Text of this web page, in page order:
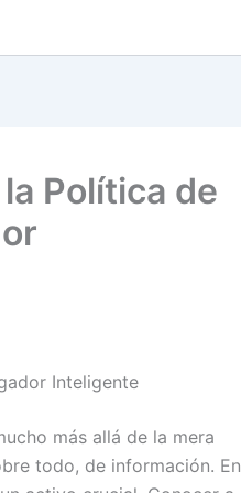
Política de
Inteligente
más allá de la mera
todo, de información. En